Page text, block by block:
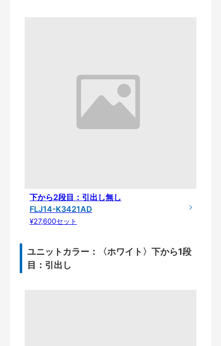
下から2段目：引出し無し
FLJ14-K3421AD
¥27,600セット
ユニットカラー：〈ホワイト〉下から1段
目：引出し